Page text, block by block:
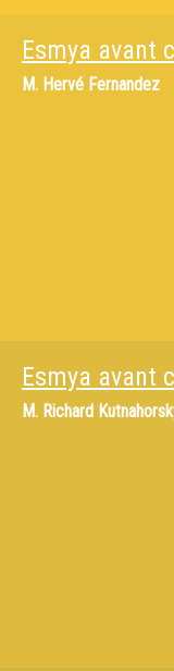
Esmya avant
M. Hervé Fernandez
Esmya avant
M. Richard